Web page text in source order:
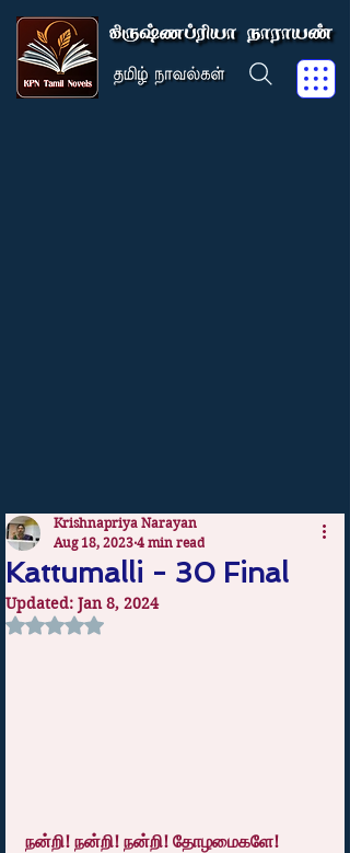
Kattumalli - 30 Final
Krishnapriya Narayan
Aug 18, 2023 4 min read
Updated: Jan 8, 2024
Rated NaN out of 5 stars.
நன்றி! நன்றி! நன்றி! தோழமைகளே!